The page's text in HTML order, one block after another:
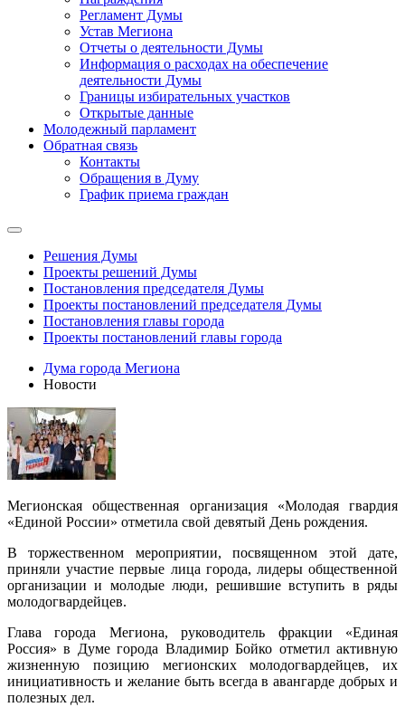
Регламент Думы
Устав Мегиона
Отчеты о деятельности Думы
Информация о расходах на обеспечение
деятельности Думы
Границы избирательных участков
Открытые данные
Молодежный парламент
Обратная связь
Контакты
Обращения в Думу
График приема граждан
Решения Думы
Проекты решений Думы
Постановления председателя Думы
Проекты постановлений председателя Думы
Постановления главы города
Проекты постановлений главы города
Дума города Мегиона
Новости
Мегионская общественная организация «Молодая гвардия
«Единой России» отметила свой девятый День рождения.
В торжественном мероприятии, посвященном этой дате,
приняли участие первые лица города, лидеры общественной
организации и молодые люди, решившие вступить в ряды
молодогвардейцев.
Глава города Мегиона, руководитель фракции «Единая
Россия» в Думе города Владимир Бойко отметил активную
жизненную позицию мегионских молодогвардейцев, их
инициативность и желание быть всегда в авангарде добрых и
полезных дел.